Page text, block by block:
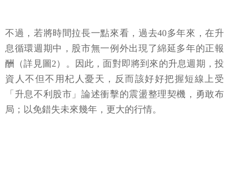
不過，若將時間拉長一點來看，過去40多年來，在升
息循環週期中，股市無一例外出現了綿延多年的正報
酬（詳見圖2）。因此，面對即將到來的升息週期，投
資人不但不用杞人憂天，反而該好好把握短線上受
「升息不利股市」論述衝擊的震盪整理契機，勇敢布
局；以免錯失未來幾年，更大的行情。